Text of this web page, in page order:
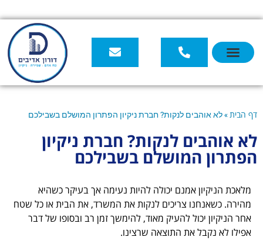
לנקות? חברת ניקיון הפתרון המושלם בשבילכם
לנקות? חברת ניקיון
בשבילכם
יכולה להיות נעימה אך בעיקר כשהיא
צריכים לנקות את המשרד, את הבית או כל שטח
להעיק מאוד, להימשך זמן רב ובסופו של דבר
התוצאה שרצינו.